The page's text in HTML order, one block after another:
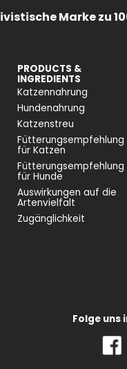
Marke zu
PRODUCTS &
INGREDIENTS
Katzennahrung
Hundenahrung
Katzenstreu
Fütterungsempfehlung
für Katzen
Fütterungsempfehlung
für Hunde
Auswirkungen auf die
Artenvielfalt
Zugänglichkeit
Folge uns